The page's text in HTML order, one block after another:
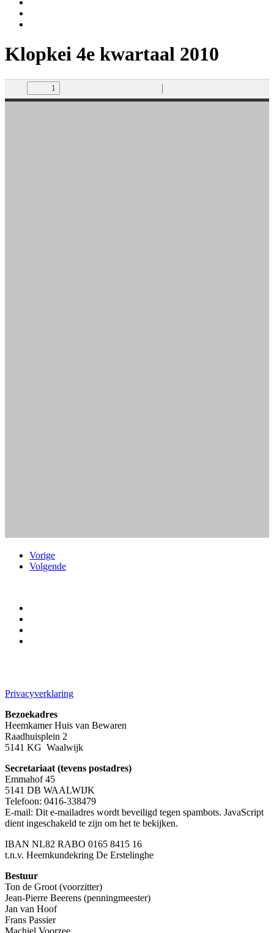
Klopkei 4e kwartaal 2010
Vorige
Volgende
Privacyverklaring
Bezoekadres
Heemkamer Huis van Bewaren
Raadhuisplein 2
5141 KG Waalwijk
Secretariaat (tevens postadres)
Emmahof 45
5141 DB WAALWIJK
Telefoon: 0416-338479
E-mail: Dit e-mailadres wordt beveiligd tegen spambots. JavaScript
dient ingeschakeld te zijn om het te bekijken.
IBAN NL82 RABO 0165 8415 16
t.n.v. Heemkundekring De Erstelinghe
Bestuur
Ton de Groot (voorzitter)
Jean-Pierre Beerens (penningmeester)
Jan van Hoof
Frans Passier
Machiel Voorzee